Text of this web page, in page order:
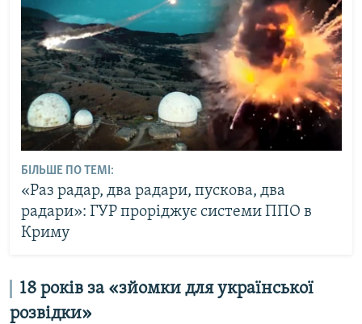
БІЛЬШЕ ПО ТЕМІ:
«Раз радар, два радари, пускова, два
радари»: ГУР проріджує системи ППО в
Криму
18 років за «зйомки для української
розвідки»